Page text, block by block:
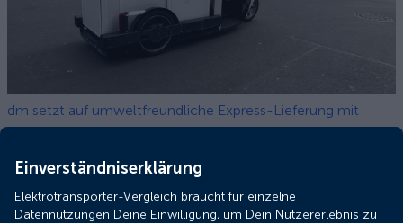
dm setzt auf umweltfreundliche Express-Lieferung mit
Lastenrädern von ONOMOTION
Einverständniserklärung
Elektrotransporter-Vergleich braucht für einzelne
Datennutzungen Deine Einwilligung, um Dein Nutzererlebnis zu